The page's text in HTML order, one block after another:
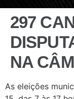
297
NA
As eleições